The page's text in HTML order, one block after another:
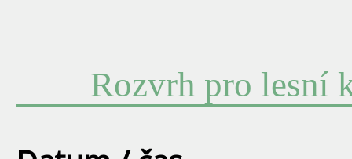
Rozvrh pro lesní